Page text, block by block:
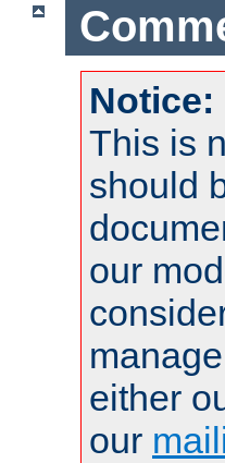
Notice:
This is
should
our
either
our